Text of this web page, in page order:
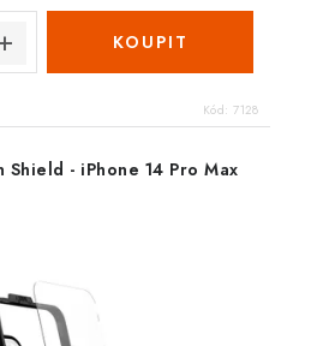
Kód: 7128
Shield - iPhone 14 Pro Max